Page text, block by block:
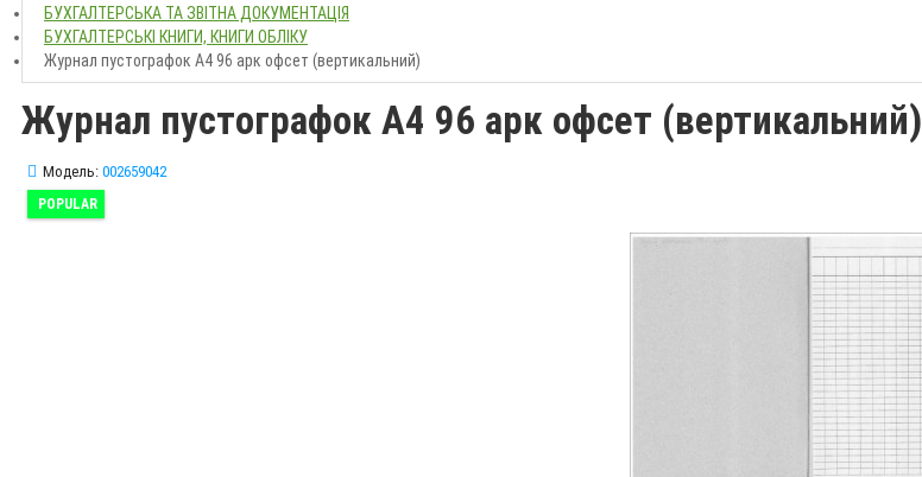
БУХГАЛТЕРСЬКА ТА ЗВІТНА ДОКУМЕНТАЦІЯ
БУХГАЛТЕРСЬКІ КНИГИ, КНИГИ ОБЛІКУ
Журнал пустографок А4 96 арк офсет (вертикальний)
Журнал пустографок А4 96 арк офсет (вертикальний)
Модель: 002659042
POPULAR